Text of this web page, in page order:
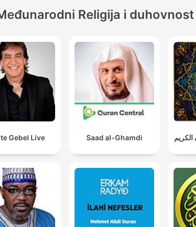
Religija i
Gebel Live Saad al-Ghamdi الكريم